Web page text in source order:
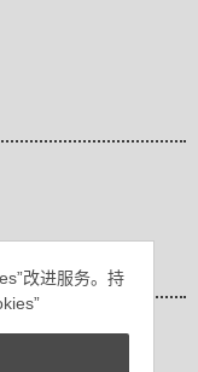
改进服务。持